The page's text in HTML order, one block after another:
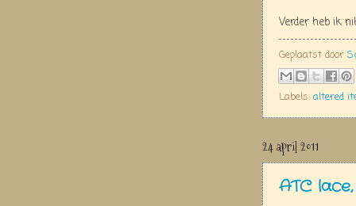
Verder heb ik
Geplaatst door
Labels: altered
24 april 2011
ATC